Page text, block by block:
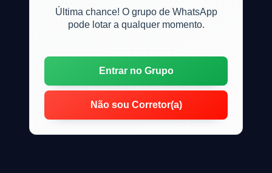
Última chance! O grupo de WhatsApp
pode lotar a qualquer momento.
Entrar no Grupo
Não sou Corretor(a)